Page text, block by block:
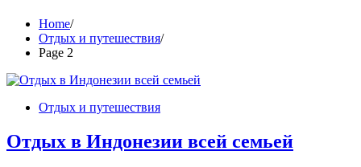
Home
Отдых и путешествия
Page 2
Отдых и путешествия
Отдых в Индонезии всей семьей